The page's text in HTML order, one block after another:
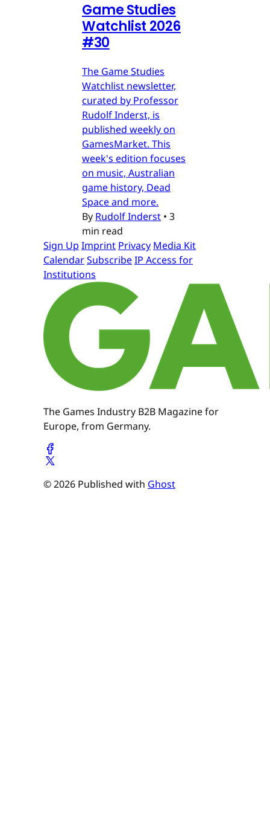
Game Studies
Watchlist 2026
#30
The Game Studies
Watchlist newsletter,
curated by Professor
Rudolf Inderst, is
published weekly on
GamesMarket. This
week's edition focuses
on music, Australian
game history, Dead
Space and more.
By Rudolf Inderst • 3
min read
Sign Up Imprint Privacy Media Kit
CalendarSubscribeIP Access for
Institutions
The Games Industry B2B Magazine for
Europe, from Germany.
© 2026 Published with Ghost